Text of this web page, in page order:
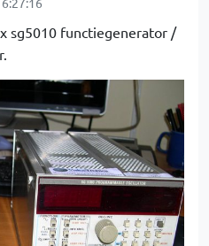
sg5010 functiegenerator /